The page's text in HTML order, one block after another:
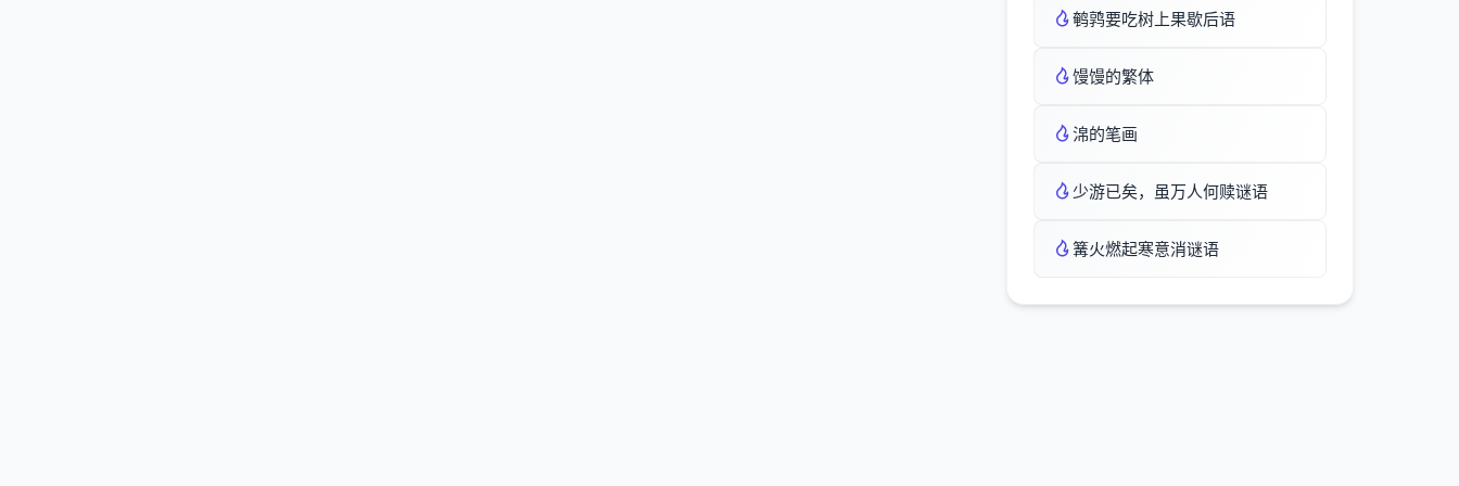
鹌鹑要吃树上果歇后语
馒馒的繁体
淿的笔画
少游已矣，虽万人何赎谜语
篝火燃起寒意消谜语